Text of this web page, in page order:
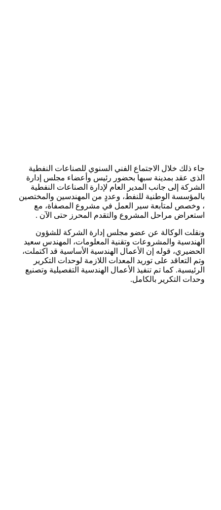
جاء ذلك خلال الاجتماع الفني السنوي للصناعات النفطية
الذى عقد بمدينة سبها بحضور رئيس وأعضاء مجلس إدارة
الشركة إلى جانب المدير العام لإدارة الصناعات النفطية
بالمؤسسة الوطنية للنفط، وعددٍ من المهندسين والمختصين
، وخصص لمتابعة سير العمل في مشروع المصفاة، مع
استعراض مراحل المشروع والتقدم المحرز حتى الآن .
ونقلت الوكالة عن عضو مجلس إدارة الشركة للشؤون
الهندسية والمشروعات وتقنية المعلومات، المهندس سعيد
الحضيري، قوله إن الأعمال الهندسية الأساسية قد اكتملت،
وتم التعاقد على توريد المعدات اللازمة لوحدات التكرير
الرئيسية. كما تم تنفيذ الأعمال الهندسية التفصيلية وتصنيع
وحدات التكرير بالكامل.